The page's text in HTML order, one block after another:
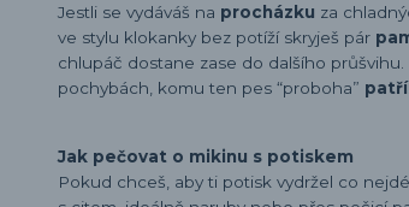
Jestli se vydáváš na procházku za
ve stylu klokanky bez potíží skryješ pár
chlupáč dostane zase do dalšího
pochybách, komu ten pes “proboha” patří!
Jak pečovat o mikinu s potiskem
Pokud chceš, aby ti potisk vydržel co